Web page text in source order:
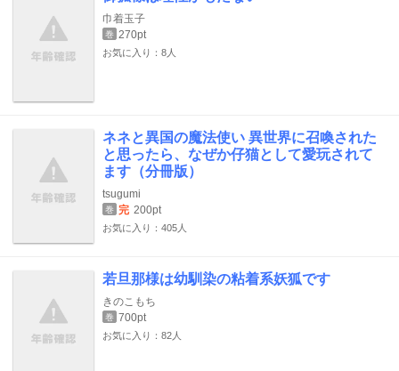
巾着玉子
巻 270pt
お気に入り：8人
ネネと異国の魔法使い 異世界に召喚された
と思ったら、なぜか仔猫として愛玩されて
ます（分冊版）
tsugumi
巻 完 200pt
お気に入り：405人
若旦那様は幼馴染の粘着系妖狐です
きのこもち
巻 700pt
お気に入り：82人